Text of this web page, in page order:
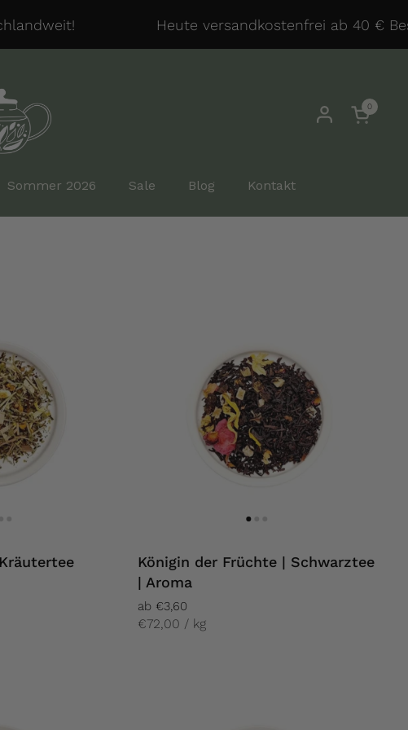
Heute versandkostenfrei ab 40 €
0
Sommer 2026 Sale Blog Kontakt
Königin der Früchte | Schwarztee
| Aroma
ab €3,60
€72,00 / kg